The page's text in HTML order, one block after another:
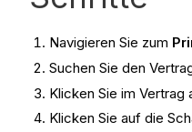
Navigieren Sie zum
Suchen Sie den
Klicken Sie im
Klicken Sie auf die